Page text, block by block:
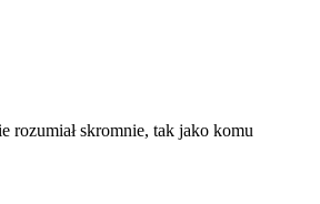
rozumiał skromnie, tak jako komu